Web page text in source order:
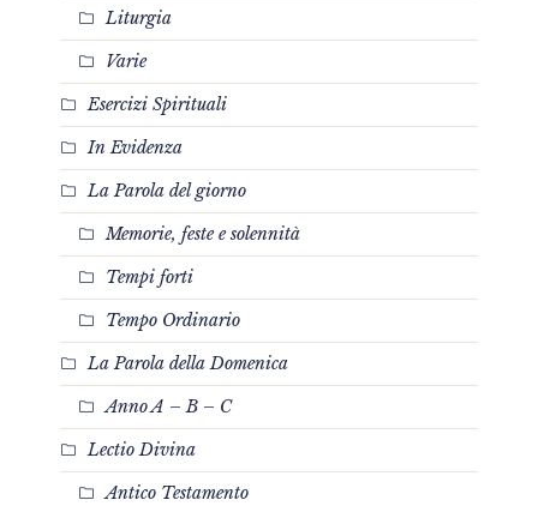
Liturgia
Varie
Esercizi Spirituali
In Evidenza
La Parola del giorno
Memorie, feste e solennità
Tempi forti
Tempo Ordinario
La Parola della Domenica
Anno A – B – C
Lectio Divina
Antico Testamento